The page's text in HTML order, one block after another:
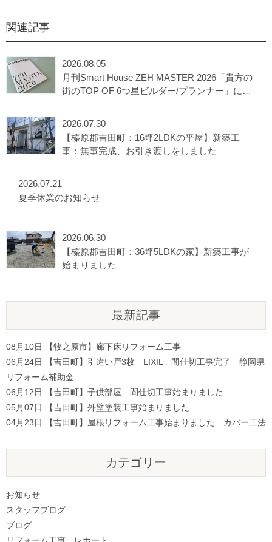
関連記事
2026.08.05
月刊Smart House ZEH MASTER 2026「貴方の
街のTOP OF 6つ星ビルダー/プランナー」に選
2026.07.30
【榛原郡吉田町：16坪2LDKの平屋】新築工
事：無事完成、お引き渡しをしました
2026.07.21
夏季休業のお知らせ
2026.06.30
【榛原郡吉田町：36坪5LDKの家】新築工事が
始まりました
最新記事
08月10日
【牧之原市】廊下床リフォーム工事
06月24日
【吉田町】引違い戸3枚 LIXIL 間仕切工事完了 静岡県
リフォーム補助金
06月12日
【吉田町】子供部屋 間仕切工事始まりました
05月07日
【吉田町】外壁塗装工事始まりました
04月23日
【吉田町】屋根リフォーム工事始まりました カバー工法
カテゴリー
お知らせ
スタッフブログ
ブログ
リフォーム工事 レポート